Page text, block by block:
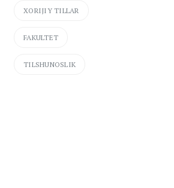
XORIJIY TILLAR
FAKULTET
TILSHUNOSLIK